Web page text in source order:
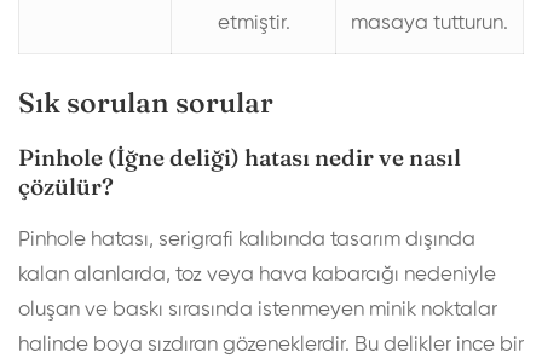
etmiştir.
masaya tutturun.
Sık sorulan sorular
Pinhole (İğne deliği) hatası nedir ve nasıl
çözülür?
Pinhole hatası, serigrafi kalıbında tasarım dışında
kalan alanlarda, toz veya hava kabarcığı nedeniyle
oluşan ve baskı sırasında istenmeyen minik noktalar
halinde boya sızdıran gözeneklerdir. Bu delikler ince bir